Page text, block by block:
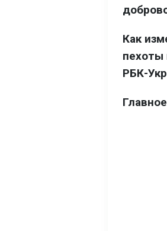
Как
пехоты
РБК-